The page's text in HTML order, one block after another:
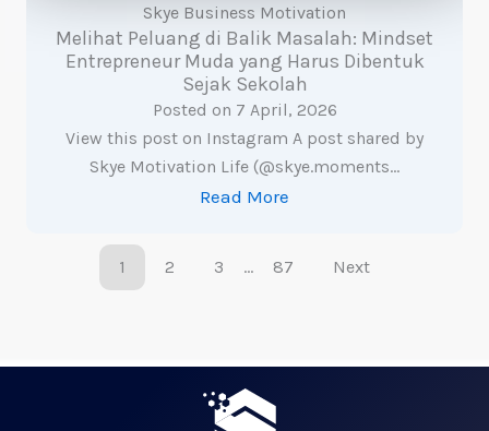
Skye Business Motivation
Melihat Peluang di Balik Masalah: Mindset
Entrepreneur Muda yang Harus Dibentuk
Sejak Sekolah
Posted on 7 April, 2026
View this post on Instagram A post shared by
Skye Motivation Life (@skye.moments…
Read More
1 2 3 … 87 Next